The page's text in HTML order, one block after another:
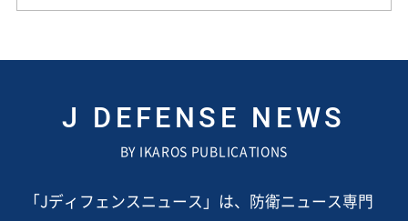
J DEFENSE NEWS
BY IKAROS PUBLICATIONS
「Jディフェンスニュース」は、防衛ニュース専門